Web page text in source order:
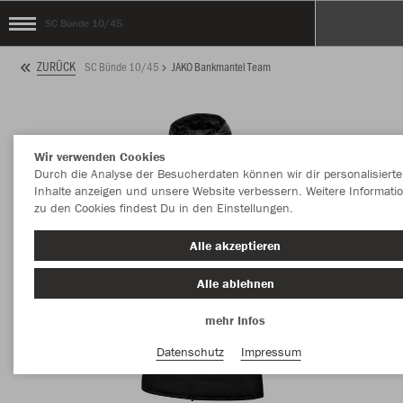
SC Bünde 10/45
ZURÜCK SC Bünde 10/45 JAKO Bankmantel Team
Wir verwenden Cookies
Durch die Analyse der Besucherdaten können wir dir personalisierte
Inhalte anzeigen und unsere Website verbessern. Weitere
zu den Cookies findest Du in den Einstellungen.
Alle akzeptieren
Alle ablehnen
mehr Infos
Datenschutz
Impressum